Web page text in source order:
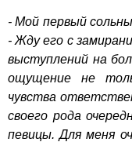
- Мой первый
- Жду его с
выступлений на
ощущение не
чувства
своего рода
певицы. Для меня